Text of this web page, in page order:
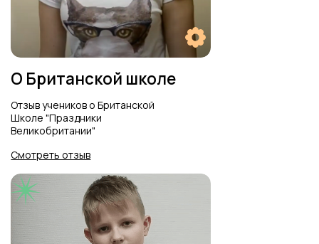
Британская школа
Отзывы ребят о Британской школе
студии Welcome